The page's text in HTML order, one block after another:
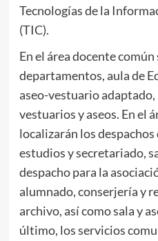
Tecnologías de la
(TIC).
En el área docente común
departamentos, aula de
aseo-vestuario
vestuarios y aseos. En el
localizarán los
estudios y secretariado,
despacho para la
alumnado, conserjería y
archivo, así como sala y
último, los servicios